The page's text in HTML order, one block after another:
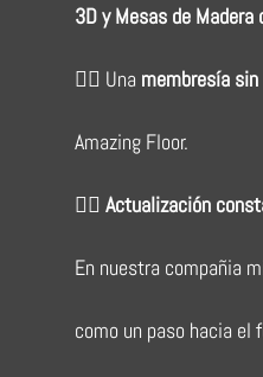
3D y Mesas de Madera
👉🏻 Una membresía
Amazing Floor.
👉🏻 Actualización
En nuestra compañia
como un paso hacia el